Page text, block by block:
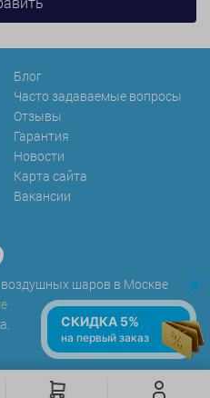
Блог
Часто задаваемые вопросы
Отзывы
Гарантия
Новости
Карта сайта
Вакансии
воздушных шаров в Москве
x
СКИДКА 5%
на первый заказ